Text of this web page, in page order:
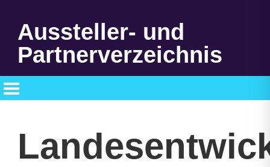
Aussteller- und
Partnerverzeichnis